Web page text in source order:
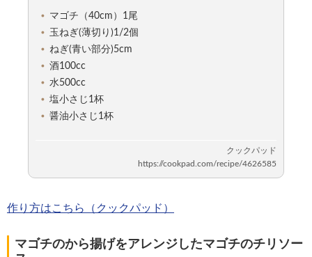
マゴチ（40cm）1尾
玉ねぎ(薄切り)1/2個
ねぎ(青い部分)5cm
酒100cc
水500cc
塩小さじ1杯
醤油小さじ1杯
作り方はこちら（クックパッド）
マゴチのから揚げをアレンジしたマゴチのチリソー